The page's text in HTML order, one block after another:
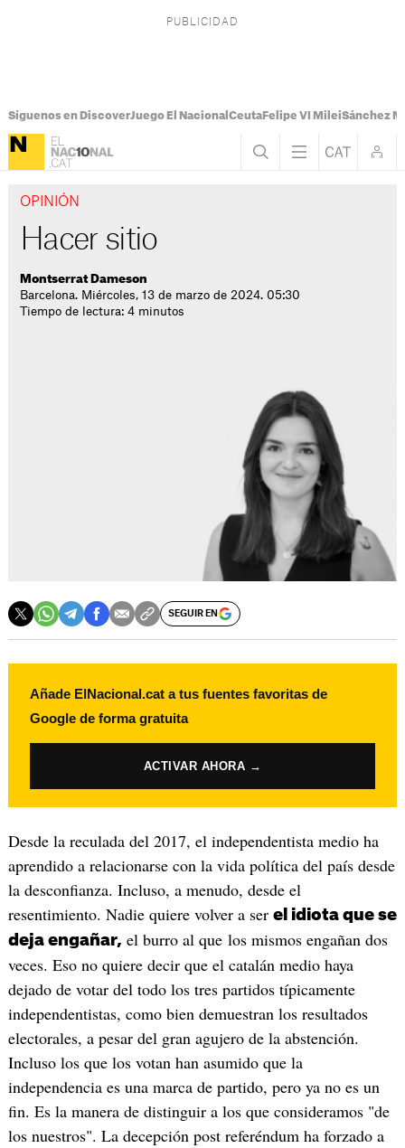
Síguenos en DiscoverJuego El Nacional CeutaFelipe VI MileiSánchez
OPINIÓN
Hacer sitio
Montserrat Dameson
Barcelona. Miércoles, 13 de marzo de 2024. 05:30
Tiempo de lectura: 4 minutos
SEGUIR EN
Añade ElNacional.cat a tus fuentes favoritas de
Google de forma gratuita
ACTIVAR AHORA →
Desde la reculada del 2017, el independentista medio ha
aprendido a relacionarse con la vida política del país desde
la desconfianza. Incluso, a menudo, desde el
resentimiento. Nadie quiere volver a ser el idiota que se
deja engañar, el burro al que los mismos engañan dos
veces. Eso no quiere decir que el catalán medio haya
dejado de votar del todo los tres partidos típicamente
independentistas, como bien demuestran los resultados
electorales, a pesar del gran agujero de la abstención.
Incluso los que los votan han asumido que la
independencia es una marca de partido, pero ya no es un
fin. Es la manera de distinguir a los que consideramos "de
los nuestros". La decepción post referéndum ha forzado a